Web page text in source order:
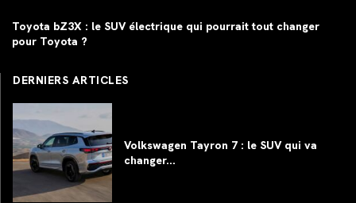
Toyota bZ3X : le SUV électrique qui pourrait tout changer
pour Toyota ?
DERNIERS ARTICLES
Volkswagen Tayron 7 : le SUV qui va
changer...